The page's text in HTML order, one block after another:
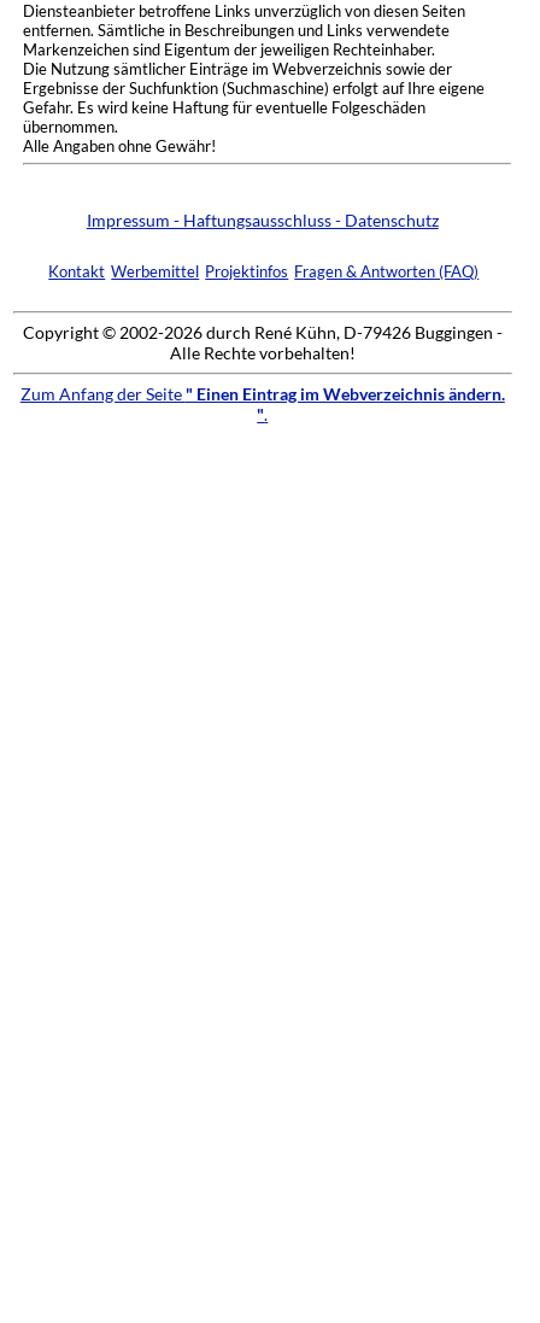
Diensteanbieter betroffene Links unverzüglich von diesen Seiten
entfernen. Sämtliche in Beschreibungen und Links verwendete
Markenzeichen sind Eigentum der jeweiligen Rechteinhaber.
Die Nutzung sämtlicher Einträge im Webverzeichnis sowie der
Ergebnisse der Suchfunktion (Suchmaschine) erfolgt auf Ihre eigene
Gefahr. Es wird keine Haftung für eventuelle Folgeschäden
übernommen.
Alle Angaben ohne Gewähr!
Impressum - Haftungsausschluss - Datenschutz
Kontakt Werbemittel Projektinfos Fragen & Antworten (FAQ)
Copyright © 2002-2026 durch René Kühn, D-79426 Buggingen -
Alle Rechte vorbehalten!
Zum Anfang der Seite " Einen Eintrag im Webverzeichnis ändern.
".